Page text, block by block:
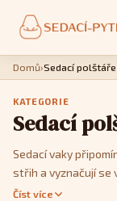
Domů›Sedací polštáře
KATEGORIE
Sedací
Sedací vaky
střih a vyznačují se
jako křesla,
Číst více